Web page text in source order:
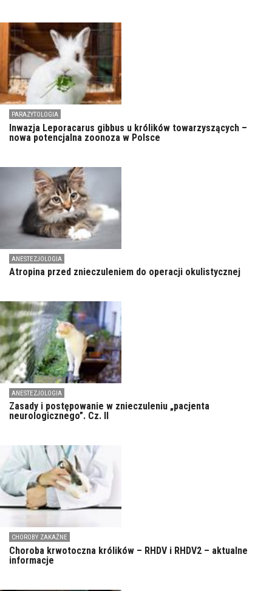
PARAZYTOLOGIA
Inwazja Leporacarus gibbus u królików towarzyszących –
nowa potencjalna zoonoza w Polsce
ANESTEZJOLOGIA
Atropina przed znieczuleniem do operacji okulistycznej
ANESTEZJOLOGIA
Zasady i postępowanie w znieczuleniu „pacjenta
neurologicznego”. Cz. II
CHOROBY ZAKAŹNE
Choroba krwotoczna królików – RHDV i RHDV2 – aktualne
informacje